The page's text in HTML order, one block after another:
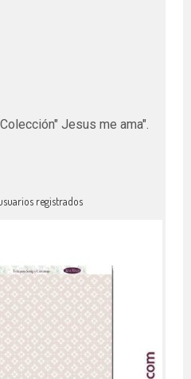
Jesus me ama".
registrados